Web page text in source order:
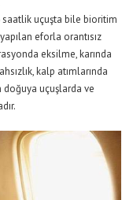
saatlik uçuşta bile bioritim
eforla orantısız
eksilme, karında
kalp atımlarında
uçuşlarda ve